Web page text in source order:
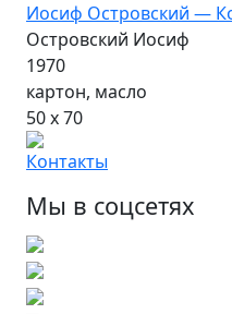
Иосиф Островский —
Островский Иосиф
1970
картон, масло
50 х 70
Контакты
Мы в соцсетях